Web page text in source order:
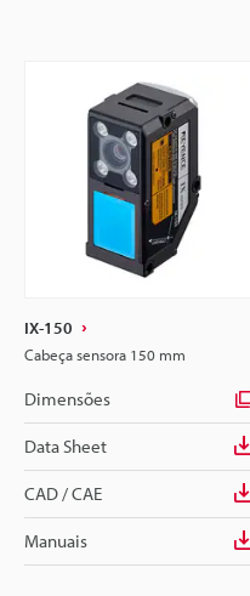
IX-150
Cabeça sensora 150 mm
Dimensões
Data Sheet
CAD / CAE
Manuais